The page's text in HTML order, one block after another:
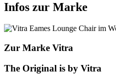
Infos zur Marke
Zur Marke Vitra
The Original is by Vitra